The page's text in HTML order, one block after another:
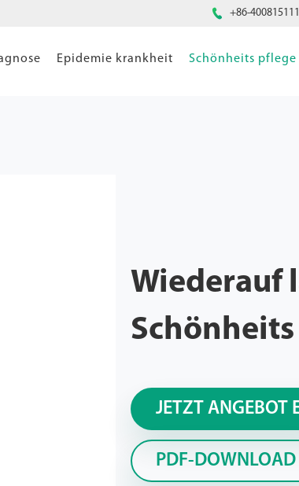
 +86-
Epidemie krankheit Schönheits pflege
Wiederauf
JETZT ANGEBOT
PDF-DOWNLOAD